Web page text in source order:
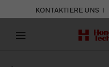
KONTAKTIERE UNS